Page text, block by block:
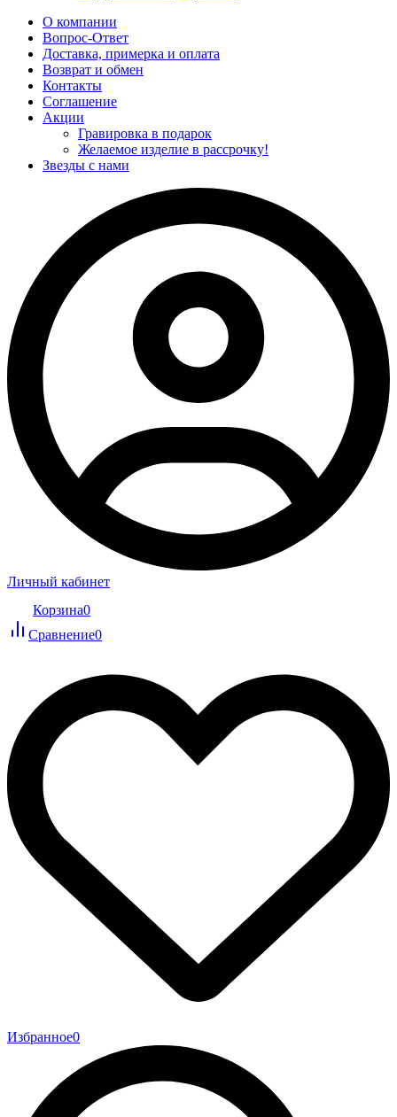
О компании
Вопрос-Ответ
Доставка, примерка и оплата
Возврат и обмен
Контакты
Соглашение
Акции
Гравировка в подарок
Желаемое изделие в рассрочку!
Звезды с нами
Личный кабинет
Корзина0
Сравнение0
Избранное0